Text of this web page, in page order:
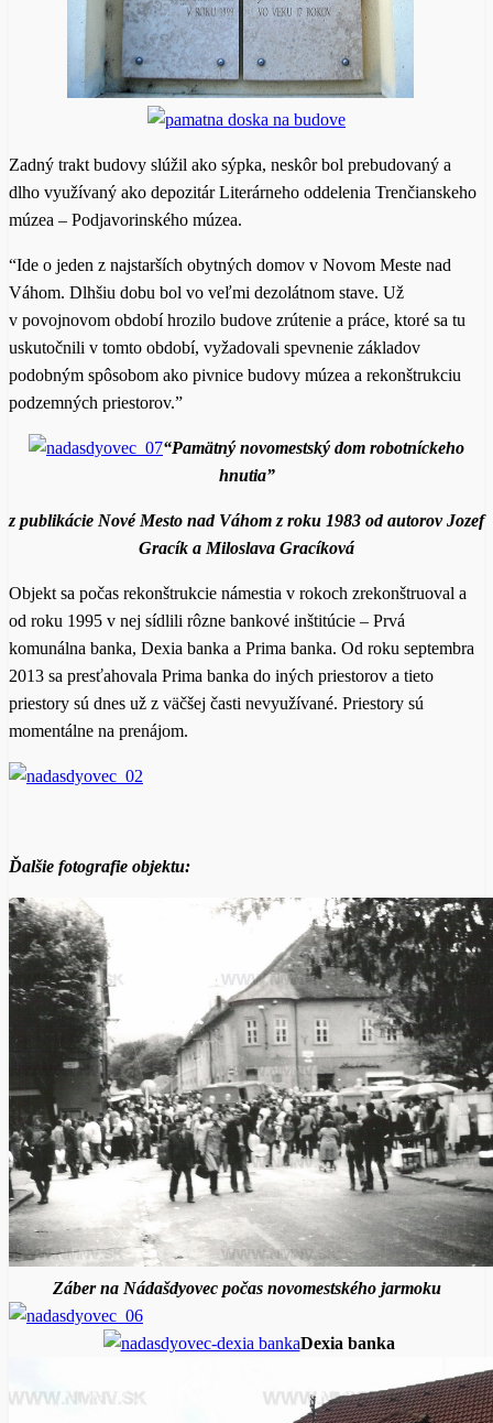
Zadný trakt budovy slúžil ako sýpka, neskôr bol prebudovaný a
dlho využívaný ako depozitár Literárneho oddelenia Trenčianskeho
múzea – Podjavorinského múzea.
“Ide o jeden z najstarších obytných domov v Novom Meste nad
Váhom. Dlhšiu dobu bol vo veľmi dezolátnom stave. Už
v povojnovom období hrozilo budove zrútenie a práce, ktoré sa tu
uskutočnili v tomto období, vyžadovali spevnenie základov
podobným spôsobom ako pivnice budovy múzea a rekonštrukciu
podzemných priestorov.”
“Pamätný novomestský dom robotníckeho
hnutia”
z publikácie Nové Mesto nad Váhom z roku 1983 od autorov Jozef
Gracík a Miloslava Gracíková
Objekt sa počas rekonštrukcie námestia v rokoch zrekonštruoval a
od roku 1995 v nej sídlili rôzne bankové inštitúcie – Prvá
komunálna banka, Dexia banka a Prima banka. Od roku septembra
2013 sa presťahovala Prima banka do iných priestorov a tieto
priestory sú dnes už z väčšej časti nevyužívané. Priestory sú
momentálne na prenájom.
Ďalšie fotografie objektu:
Záber na Nádašdyovec počas novomestského jarmoku
Dexia banka